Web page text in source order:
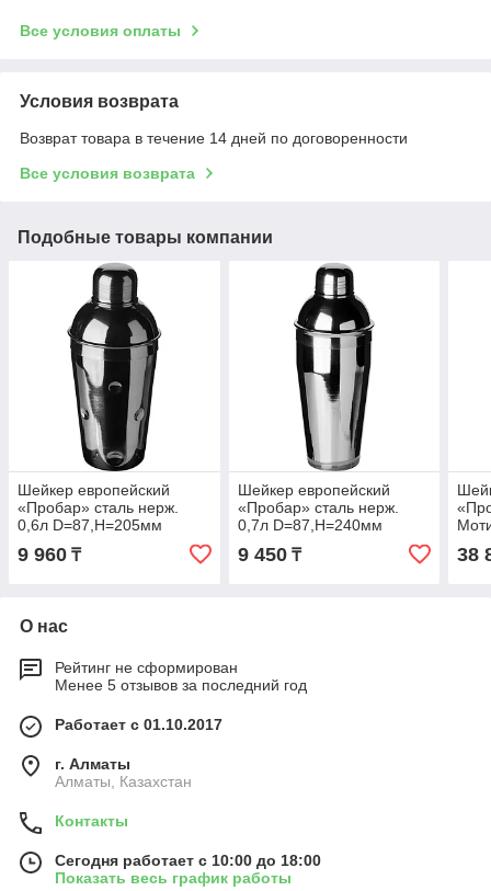
Все условия оплаты
Условия возврата
Возврат товара в течение 14 дней по договоренности
Все условия возврата
Подобные товары компании
Шейкер европейский
«Пробар» сталь нерж.
0,6л D=87,H=205мм
серебрист.
9 960 ₸
Шейкер европейский
«Пробар» сталь нерж.
0,7л D=87,H=240мм
серебрист.
9 450₸ 38
О нас
Рейтинг не сформирован
Менее 5 отзывов за последний год
Работает с 01.10.2017
г. Алматы
Алматы, Казахстан
Контакты
Сегодня работает с 10:00 до 18:00
Показать весь график работы